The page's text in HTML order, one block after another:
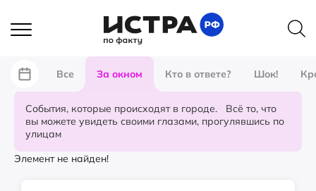
Все За окном Кто в ответе? Шок!
События, которые происходят в городе. Всё то, что
вы можете увидеть своими глазами, прогулявшись по
улицам
Элемент не найден!